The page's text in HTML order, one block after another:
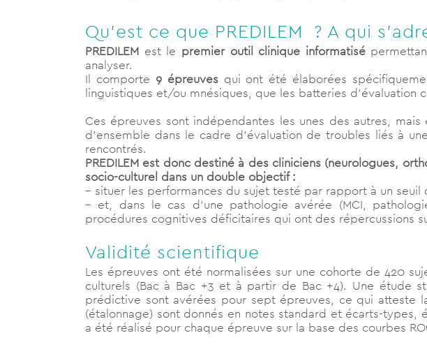
Qu’est ce que PREDILEM ? A qui
PREDILEM est le premier outil clinique informatisé
analyser.
Il comporte 9 épreuvesqui ont été élaborées
linguistiques et/ou mnésiques, que les batteries d’évaluation
Ces épreuves sont indépendantes les unes des autres,
d’ensemble dans le cadre d’évaluation de troubles liés à
rencontrés.
PREDILEM est donc destiné à des cliniciens (neurologues,
socio-culturel dans un double objectif :
– situer les performances du sujet testé par rapport à un seuil
– et, dans le cas d’une pathologie avérée (MCI,
procédures cognitives déficitaires qui ont des répercussions
Validité scientifique
Les épreuves ont été normalisées sur une cohorte de 420
culturels (Bac à Bac +3 et à partir de Bac +4). Une étude
prédictive sont avérées pour sept épreuves, ce qui atteste
(étalonnage) sont donnés en notes standard et écarts-
a été réalisé pour chaque épreuve sur la base des courbes